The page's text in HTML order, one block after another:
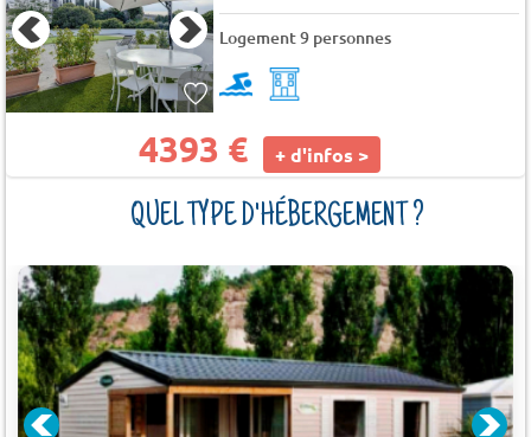
Logement 9 personnes
4393 € + d'infos >
QUEL TYPE D'HÉBERGEMENT ?